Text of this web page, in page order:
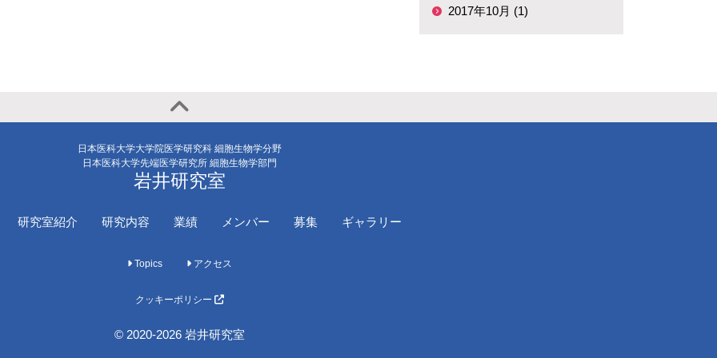
2017年10月 (1)
日本医科大学大学院医学研究科 細胞生物学分野
日本医科大学先端医学研究所 細胞生物学部門
岩井研究室
研究室紹介 研究内容 業績 メンバー 募集 ギャラリー
Topics アクセス
クッキーポリシー
© 2020-2026 岩井研究室